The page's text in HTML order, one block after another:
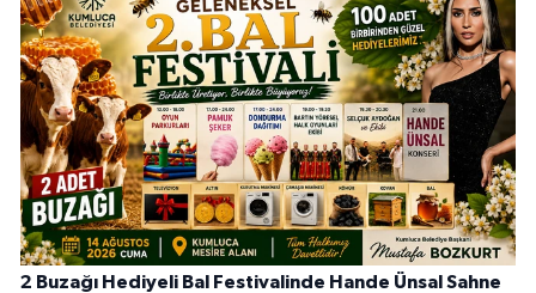
2 Buzağı Hediyeli Bal Festivalinde Hande Ünsal Sahne